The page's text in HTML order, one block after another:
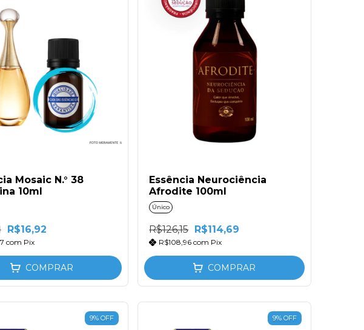
Mosaic N.° 38
10ml
R$16,92
com Pix
COMPRAR
Essência Neurociência
Afrodite 100ml
Único
R$126,15 R$114,69
R$108,96com Pix
COMPRAR
9%OFF 9% OFF